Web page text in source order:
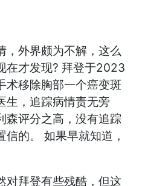
，外界颇为不解，这么
在才发现? 拜登于2023
术移除胸部一个癌变斑
生，追踪病情责无旁
森评分之高，没有追踪
的。 如果早就知道，
对拜登有些残酷，但这